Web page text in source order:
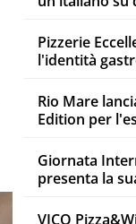
Pizzerie
l'identità
Rio Mare
Edition per
Giornata
presenta la
VICO